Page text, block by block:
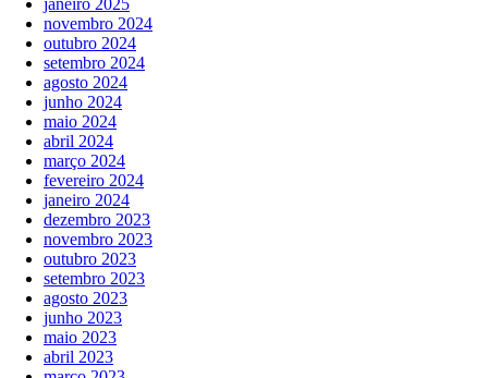
janeiro 2025
novembro 2024
outubro 2024
setembro 2024
agosto 2024
junho 2024
maio 2024
abril 2024
março 2024
fevereiro 2024
janeiro 2024
dezembro 2023
novembro 2023
outubro 2023
setembro 2023
agosto 2023
junho 2023
maio 2023
abril 2023